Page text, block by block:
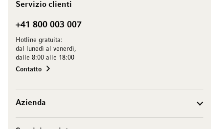
Servizio clienti
+41 800 003 007
Hotline gratuita:
dal lunedì al venerdì,
dalle 8:00 alle 18:00
Contatto
Azienda